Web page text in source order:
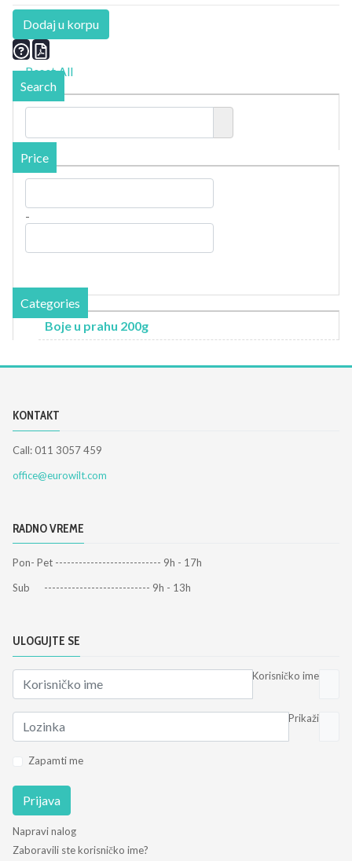
Dodaj u korpu
Reset All
Search
Price
-
Categories
Boje u prahu 200g
KONTAKT
Call: 011 3057 459
office@eurowilt.com
RADNO VREME
Pon- Pet --------------------------- 9h - 17h
Sub --------------------------- 9h - 13h
ULOGUJTE SE
Korisničko ime
Prikaži
Zapamti me
Prijava
Napravi nalog
Zaboravili ste korisničko ime?